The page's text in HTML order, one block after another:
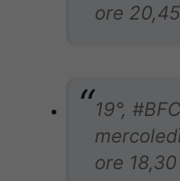
ore 20,45
19°,
ore 18,30